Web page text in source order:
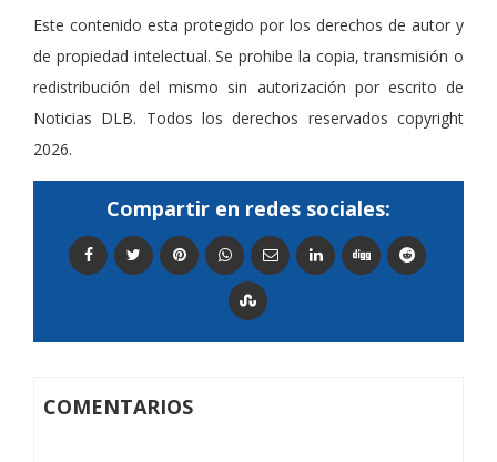
Este contenido esta protegido por los derechos de autor y
de propiedad intelectual. Se prohibe la copia, transmisión o
redistribución del mismo sin autorización por escrito de
Noticias DLB. Todos los derechos reservados copyright
2026.
Compartir en redes sociales:
COMENTARIOS